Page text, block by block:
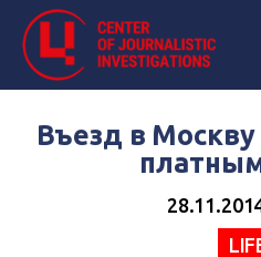
Въезд в Москву